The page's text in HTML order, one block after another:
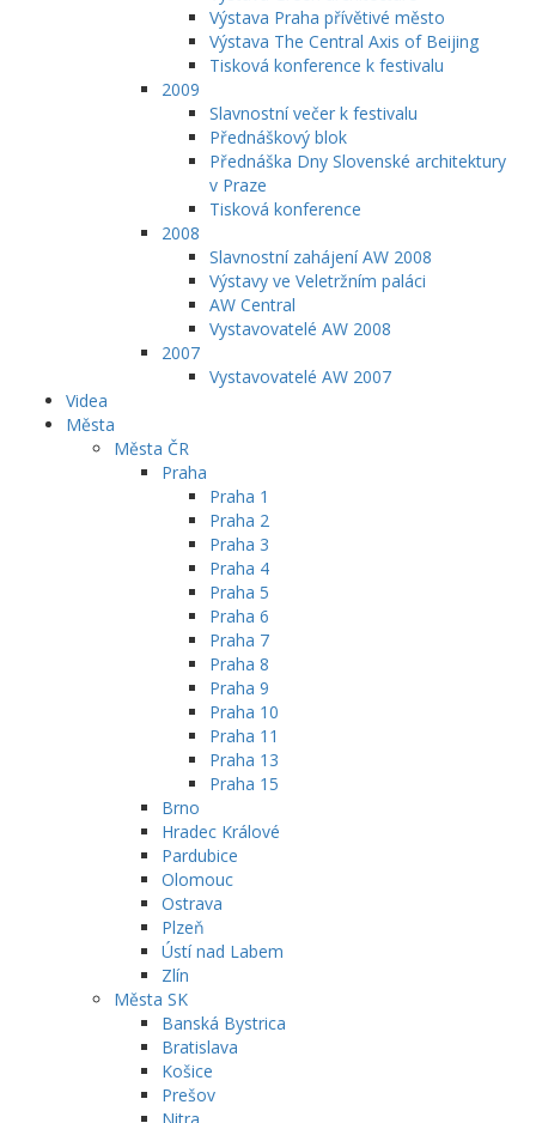
Výstava Praha přívětivé město
Výstava The Central Axis of Beijing
Tisková konference k festivalu
2009
Slavnostní večer k festivalu
Přednáškový blok
Přednáška Dny Slovenské architektury
v Praze
Tisková konference
2008
Slavnostní zahájení AW 2008
Výstavy ve Veletržním paláci
AW Central
Vystavovatelé AW 2008
2007
Vystavovatelé AW 2007
Videa
Města
Města ČR
Praha
Praha 1
Praha 2
Praha 3
Praha 4
Praha 5
Praha 6
Praha 7
Praha 8
Praha 9
Praha 10
Praha 11
Praha 13
Praha 15
Brno
Hradec Králové
Pardubice
Olomouc
Ostrava
Plzeň
Ústí nad Labem
Zlín
Města SK
Banská Bystrica
Bratislava
Košice
Prešov